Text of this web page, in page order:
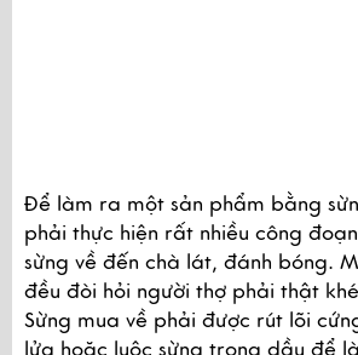
Để làm ra một sản phẩm bằng
phải thực hiện rất nhiều công
sừng về đến chà lát, đánh bóng.
đều đòi hỏi người thợ phải thật
Sừng mua về phải được rút lõi
lửa hoặc luộc sừng trong dầu để